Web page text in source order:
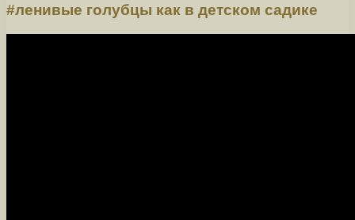
#ленивые голубцы как в детском садике